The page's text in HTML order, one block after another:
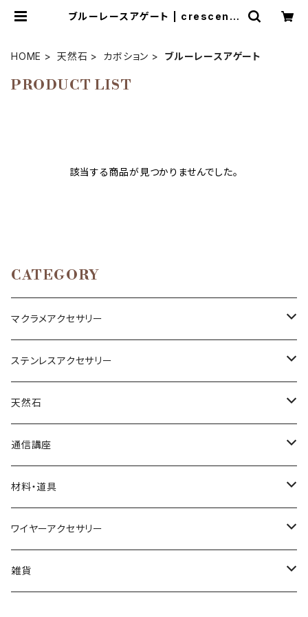
ブルーレースアゲート | crescent-
HOME
天然石 カボション ブルーレースアゲート
PRODUCT LIST
該当する商品が見つかりませんでした。
CATEGORY
マクラメアクセサリー
ネックレス
ブレスレット
リング
ピアス
小物
イヤリング
ステンレスアクセサリー
ネックレス
ピアス
天然石
丸玉
アベンチュリン
オニキス
カボション
アクアマリン
アゲート
ポイント
水晶
さざれ
通信講座
ブレスレット
リング
ネックレス
材料・道具
材料
道具
ワイヤーアクセサリー
ネックレス
雑貨